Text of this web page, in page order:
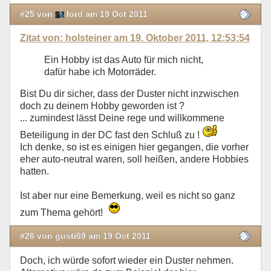
#25 von lord am 19 Oct 2011
Zitat von: holsteiner am 19. Oktober 2011, 12:53:54
Ein Hobby ist das Auto für mich nicht,
dafür habe ich Motorräder.
Bist Du dir sicher, dass der Duster nicht inzwischen
doch zu deinem Hobby geworden ist ?
... zumindest lässt Deine rege und willkommene
Beteiligung in der DC fast den Schluß zu !
Ich denke, so ist es einigen hier gegangen, die vorher
eher auto-neutral waren, soll heißen, andere Hobbies
hatten.
Ist aber nur eine Bemerkung, weil es nicht so ganz
zum Thema gehört!
#26 von gusti69 am 19 Oct 2011
Doch, ich würde sofort wieder ein Duster nehmen.